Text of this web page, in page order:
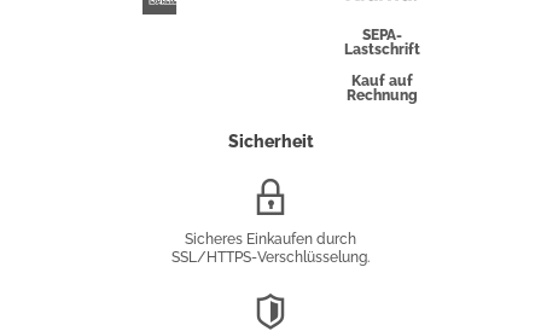
SEPA-
Lastschrift
Kauf auf
Rechnung
Sicherheit
Sicheres Einkaufen durch
SSL/HTTPS-Verschlüsselung.